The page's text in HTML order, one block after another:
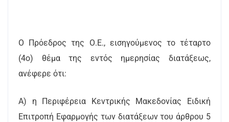
Ο Πρόεδρος της Ο.Ε., εισηγούμενος το τέταρτο
(4ο) θέμα της εντός ημερησίας διατάξεως,
ανέφερε ότι:
Α) η Περιφέρεια Κεντρικής Μακεδονίας Ειδική
Επιτροπή Εφαρμογής των διατάξεων του άρθρου 5